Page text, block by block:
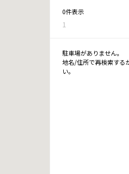
0件表示
1
駐車場がありません。
地名/住所で再検索する
い。